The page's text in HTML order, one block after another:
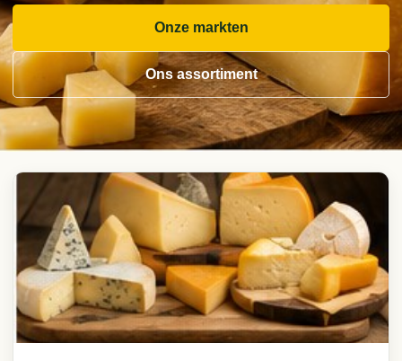
Onze markten
Ons assortiment
Ons assortiment en onze service